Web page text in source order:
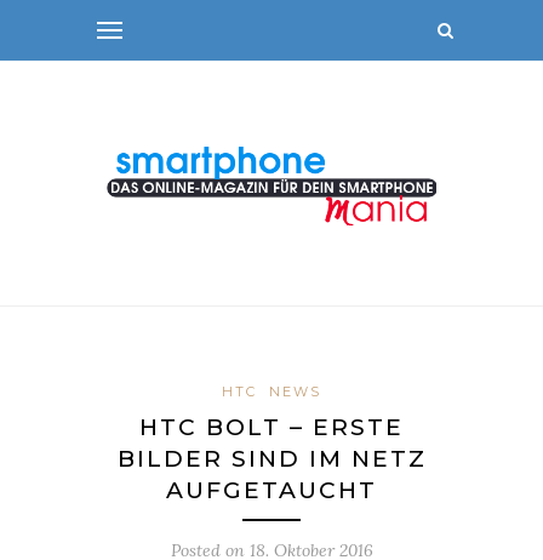
HTC NEWS
HTC BOLT – ERSTE
BILDER SIND IM NETZ
AUFGETAUCHT
Posted on 18. Oktober 2016